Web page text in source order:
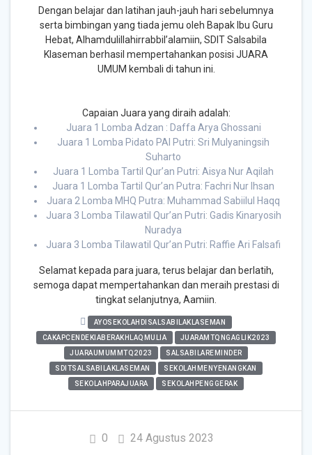
Dengan belajar dan latihan jauh-jauh hari sebelumnya
serta bimbingan yang tiada jemu oleh Bapak Ibu Guru
Hebat, Alhamdulillahirrabbil’alamiin, SDIT Salsabila
Klaseman berhasil mempertahankan posisi JUARA
UMUM kembali di tahun ini.
Capaian Juara yang diraih adalah:
Juara 1 Lomba Adzan : Daffa Arya Ghossani
Juara 1 Lomba Pidato PAI Putri: Sri Mulyaningsih
Suharto
Juara 1 Lomba Tartil Qur’an Putri: Aisya Nur Aqilah
Juara 1 Lomba Tartil Qur’an Putra: Fachri Nur Ihsan
Juara 2 Lomba MHQ Putra: Muhammad Sabiilul Haqq
Juara 3 Lomba Tilawatil Qur’an Putri: Gadis Kinaryosih
Nuradya
Juara 3 Lomba Tilawatil Qur’an Putri: Raffie Ari Falsafi
Selamat kepada para juara, terus belajar dan berlatih,
semoga dapat mempertahankan dan meraih prestasi di
tingkat selanjutnya, Aamiin.
AYOSEKOLAHDISALSABILAKLASEMAN
CAKAPCENDEKIABERAKHLAQMULIA
JUARAMTQNGAGLIK2023
JUARAUMUMMTQ2023
SALSABILAREMINDER
SDITSALSABILAKLASEMAN
SEKOLAHMENYENANGKAN
SEKOLAHPARAJUARA
SEKOLAHPENGGERAK
0 24 Agustus 2023